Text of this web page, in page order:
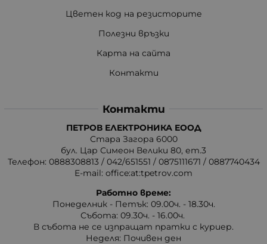
Цветен код на резисторите
Полезни връзки
Карта на сайта
Контакти
Контакти
ПЕТРОВ ЕЛЕКТРОНИКА ЕООД
Стара Загора 6000
бул. Цар Симеон Велики 80, ет.3
Телефон: 0888308813 / 042/651551 / 0875111671 / 0887740434
E-mail: office:at:tpetrov.com
Работно време:
Понеделник - Петък: 09.00ч. - 18.30ч.
Събота: 09.30ч. - 16.00ч.
В събота не се изпращат пратки с куриер.
Неделя: Почивен ден